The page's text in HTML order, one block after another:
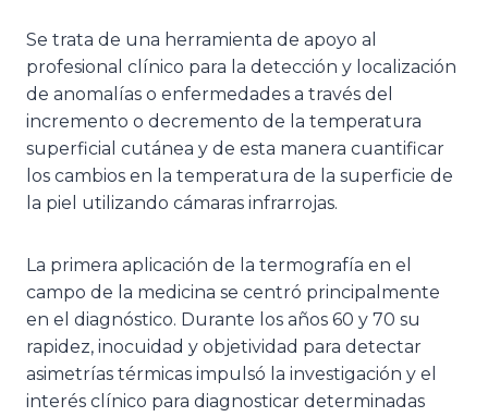
Se trata de una herramienta de apoyo al
profesional clínico para la detección y localización
de anomalías o enfermedades a través del
incremento o decremento de la temperatura
superficial cutánea y de esta manera cuantificar
los cambios en la temperatura de la superficie de
la piel utilizando cámaras infrarrojas.
La primera aplicación de la termografía en el
campo de la medicina se centró principalmente
en el diagnóstico. Durante los años 60 y 70 su
rapidez, inocuidad y objetividad para detectar
asimetrías térmicas impulsó la investigación y el
interés clínico para diagnosticar determinadas